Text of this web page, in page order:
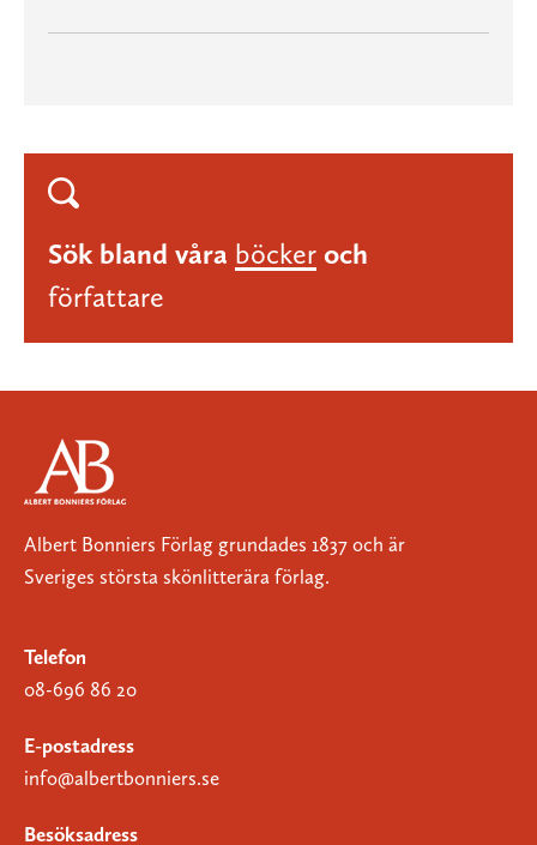
Sök bland våra böcker och
författare
Albert Bonniers Förlag grundades 1837 och är
Sveriges största skönlitterära förlag.
Telefon
08-696 86 20
E-postadress
info@albertbonniers.se
Besöksadress